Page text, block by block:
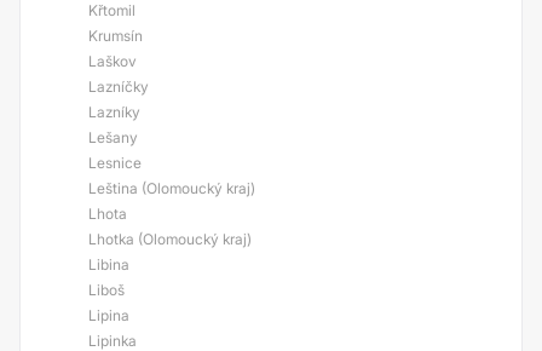
Křtomil
Krumsín
Laškov
Lazníčky
Lazníky
Lešany
Lesnice
Leština (Olomoucký kraj)
Lhota
Lhotka (Olomoucký kraj)
Libina
Liboš
Lipina
Lipinka